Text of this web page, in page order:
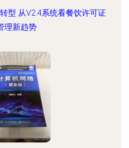
型 从V2.4系统看餐饮许可证
理新趋势